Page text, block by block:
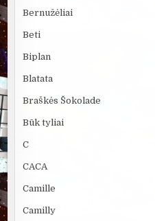
Bernužėliai
Beti
Biplan
Blatata
Braškės Šokolade
Būk tyliai
C
CACA
Camille
Camilly